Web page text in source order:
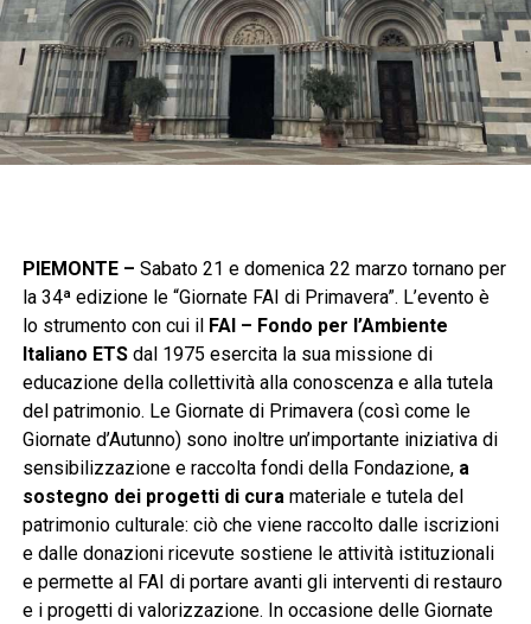
PIEMONTE – Sabato 21 e domenica 22 marzo tornano per
la 34ª edizione le “Giornate FAI di Primavera”. L’evento è
lo strumento con cui il FAI – Fondo per l’Ambiente
Italiano ETSdal 1975 esercita la sua missione di
educazione della collettività alla conoscenza e alla tutela
del patrimonio. Le Giornate di Primavera (così come le
Giornate d’Autunno) sono inoltre un’importante iniziativa di
sensibilizzazione e raccolta fondi della Fondazione, a
sostegno dei progetti di curamateriale e tutela del
patrimonio culturale: ciò che viene raccolto dalle iscrizioni
e dalle donazioni ricevute sostiene le attività istituzionali
e permette al FAI di portare avanti gli interventi di restauro
e i progetti di valorizzazione. In occasione delle Giornate